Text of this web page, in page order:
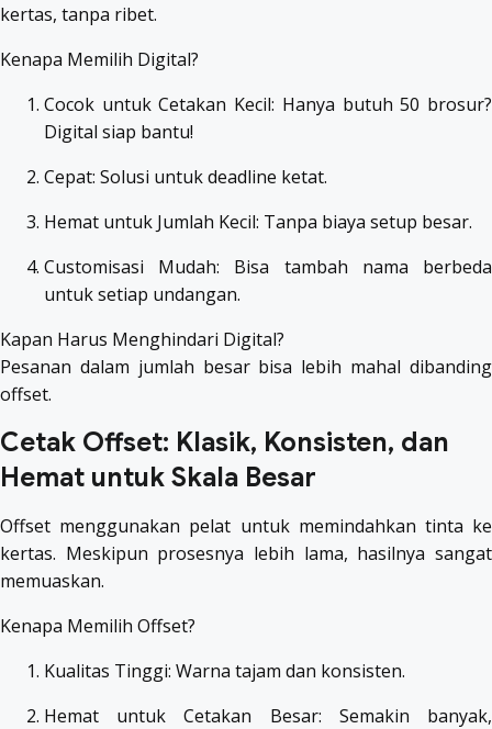
kertas, tanpa ribet.
Kenapa Memilih Digital?
Cocok untuk Cetakan Kecil: Hanya butuh 50 brosur?
Digital siap bantu!
Cepat: Solusi untuk deadline ketat.
Hemat untuk Jumlah Kecil: Tanpa biaya setup besar.
Customisasi Mudah: Bisa tambah nama berbeda
untuk setiap undangan.
Kapan Harus Menghindari Digital?
Pesanan dalam jumlah besar bisa lebih mahal dibanding
offset.
Cetak Offset: Klasik, Konsisten, dan
Hemat untuk Skala Besar
Offset menggunakan pelat untuk memindahkan tinta ke
kertas. Meskipun prosesnya lebih lama, hasilnya sangat
memuaskan.
Kenapa Memilih Offset?
Kualitas Tinggi: Warna tajam dan konsisten.
Hemat untuk Cetakan Besar: Semakin banyak,